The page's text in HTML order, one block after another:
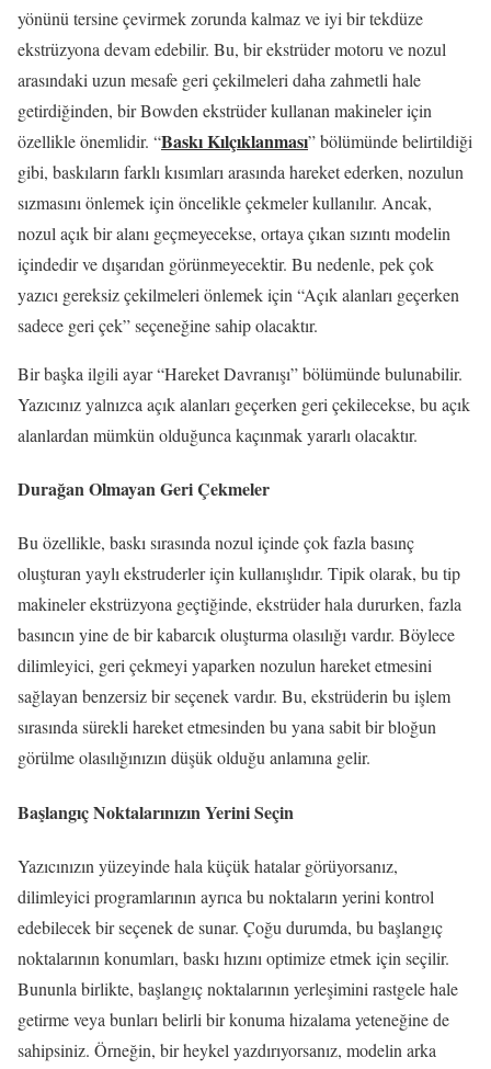
yönünü tersine çevirmek zorunda kalmaz ve iyi bir tekdüze
ekstrüzyona devam edebilir. Bu, bir ekstrüder motoru ve nozul
arasındaki uzun mesafe geri çekilmeleri daha zahmetli hale
getirdiğinden, bir Bowden ekstrüder kullanan makineler için
özellikle önemlidir. “Baskı Kılçıklanması” bölümünde belirtildiği
gibi, baskıların farklı kısımları arasında hareket ederken, nozulun
sızmasını önlemek için öncelikle çekmeler kullanılır. Ancak,
nozul açık bir alanı geçmeyecekse, ortaya çıkan sızıntı modelin
içindedir ve dışarıdan görünmeyecektir. Bu nedenle, pek çok
yazıcı gereksiz çekilmeleri önlemek için “Açık alanları geçerken
sadece geri çek” seçeneğine sahip olacaktır.
Bir başka ilgili ayar “Hareket Davranışı” bölümünde bulunabilir.
Yazıcınız yalnızca açık alanları geçerken geri çekilecekse, bu açık
alanlardan mümkün olduğunca kaçınmak yararlı olacaktır.
Durağan Olmayan Geri Çekmeler
Bu özellikle, baskı sırasında nozul içinde çok fazla basınç
oluşturan yaylı ekstruderler için kullanışlıdır. Tipik olarak, bu tip
makineler ekstrüzyona geçtiğinde, ekstrüder hala dururken, fazla
basıncın yine de bir kabarcık oluşturma olasılığı vardır. Böylece
dilimleyici, geri çekmeyi yaparken nozulun hareket etmesini
sağlayan benzersiz bir seçenek vardır. Bu, ekstrüderin bu işlem
sırasında sürekli hareket etmesinden bu yana sabit bir bloğun
görülme olasılığınızın düşük olduğu anlamına gelir.
Başlangıç Noktalarınızın Yerini Seçin
Yazıcınızın yüzeyinde hala küçük hatalar görüyorsanız,
dilimleyici programlarının ayrıca bu noktaların yerini kontrol
edebilecek bir seçenek de sunar. Çoğu durumda, bu başlangıç ​​
noktalarının konumları, baskı hızını optimize etmek için seçilir.
Bununla birlikte, başlangıç ​​noktalarının yerleşimini rastgele hale
getirme veya bunları belirli bir konuma hizalama yeteneğine de
sahipsiniz. Örneğin, bir heykel yazdırıyorsanız, modelin arka